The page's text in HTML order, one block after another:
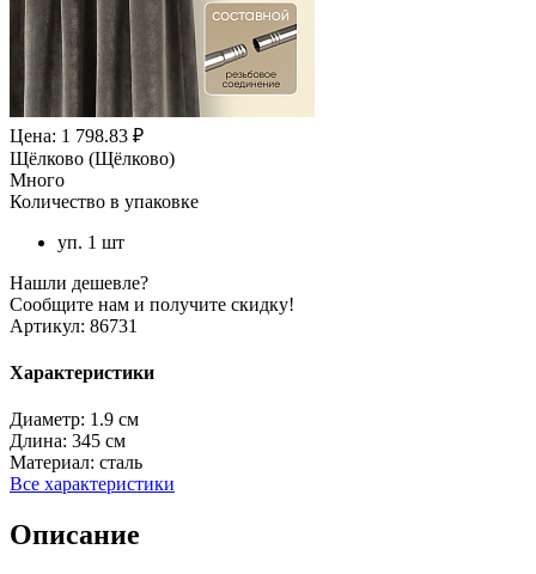
Цена: 1 798.83 ₽
Щёлково (Щёлково)
Много
Количество в упаковке
уп. 1 шт
Нашли дешевле?
Сообщите нам и получите скидку!
Артикул: 86731
Характеристики
Диаметр: 1.9 см
Длина: 345 см
Материал: сталь
Все характеристики
Описание